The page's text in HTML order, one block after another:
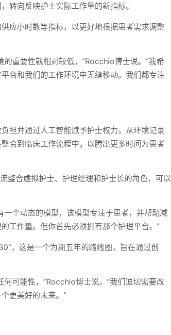
转向反映护士实际工作量的新指标。
应小时数等指标，以更好地根据患者需求调整
重要性就相对较低，”Rocchio博士说。“我希
台和我们的工作环境中无缝移动。我们都专注
担并通过人工智能赋予护士权力。从环境记录
合到临床工作流程中，以腾出更多时间为患者
整合虚拟护士、护理经理和护士长的角色，可以
个动态的模型，该模型专注于患者，并帮助减
工作量。但你首先必须拥有那个护理平台。”
，这是一个为期五年的路线图，旨在通过创
可能性，”Rocchio博士说。“我们迫切需要改
更美好的未来。”